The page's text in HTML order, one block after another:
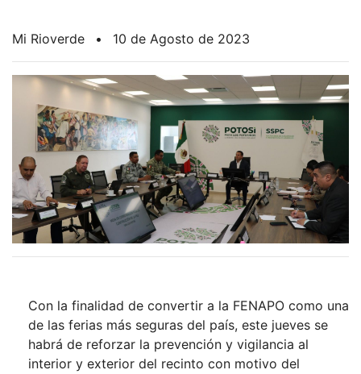
Mi Rioverde • 10 de Agosto de 2023
Con la finalidad de convertir a la FENAPO como una
de las ferias más seguras del país, este jueves se
habrá de reforzar la prevención y vigilancia al
interior y exterior del recinto con motivo del